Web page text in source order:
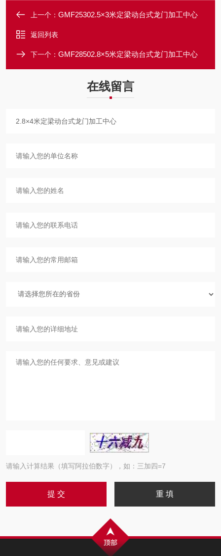
上一个： GMF25302.5×3米定梁动台式龙门加工中心
返回列表
下一个： GMF28502.8×5米定梁动台式龙门加工中心
在线留言
请输入计算结果（填写阿拉伯数字），如：三加四=7